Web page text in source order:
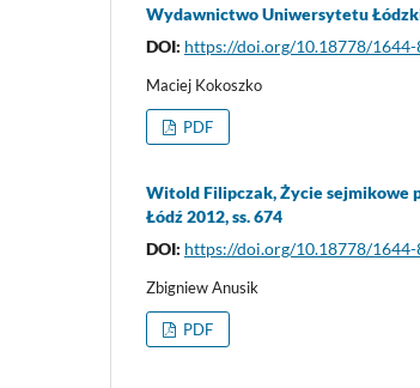
Wydawnictwo Uniwersytetu
DOI: https://doi.org/10.18778/1644-
Maciej Kokoszko
PDF
Witold Filipczak, Życie sejmikowe
Łódź 2012, ss. 674
DOI: https://doi.org/10.18778/1644-
Zbigniew Anusik
PDF